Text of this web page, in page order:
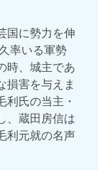
国に勢力を伸
率いる軍勢
時、城主であ
損害を与えま
利氏の当主・
、蔵田房信は
利元就の名声